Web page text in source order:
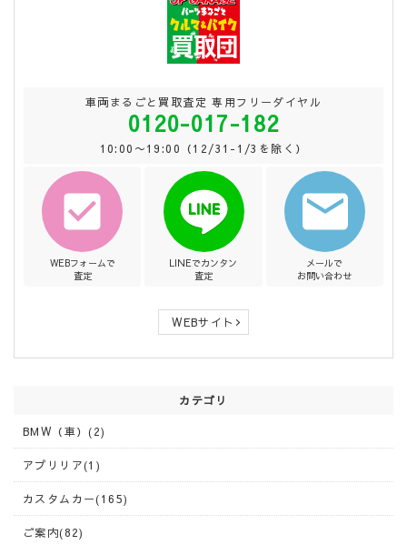
車両まるごと買取査定 専用フリーダイヤル
0120-017-182
10:00〜19:00（12/31-1/3を除く）
WEBフォームで
査定
LINEでカンタン
査定
メールで
お問い合わせ
WEBサイト
カテゴリ
BMW（車）(2)
アプリリア(1)
カスタムカー(165)
ご案内(82)